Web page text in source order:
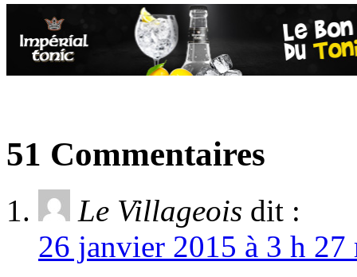
51 Commentaires
Le Villageois dit :
26 janvier 2015 à 3 h